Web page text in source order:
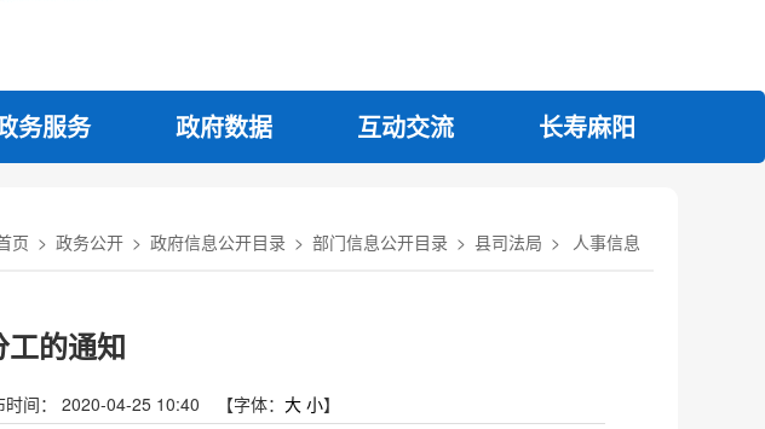
务服务 政府数据 互动交流 长寿麻阳
页 > 政务公开 > 政府信息公开目录 > 部门信息公开目录 > 县司法局 > 人事信息
的通知
时间： 2020-04-25 10:40 【字体： 大 小】